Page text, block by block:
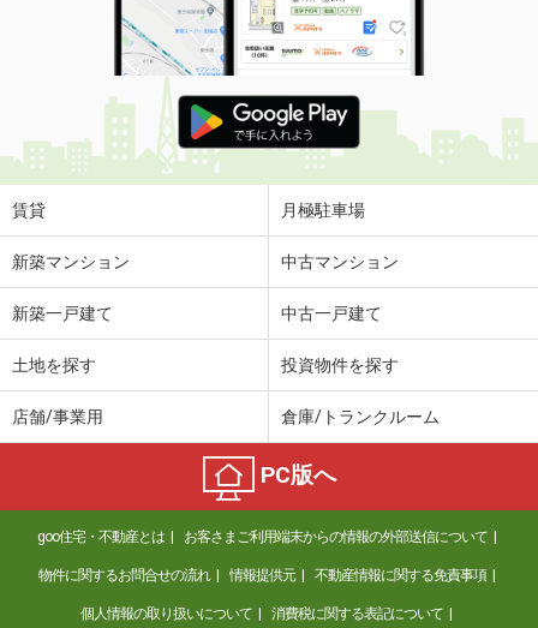
賃貸 月極駐車場
新築マンション 中古マンション
新築一戸建て 中古一戸建て
土地を探す 投資物件を探す
店舗/事業用 倉庫/トランクルーム
PC版へ
goo住宅・不動産とは お客さまご利用端末からの情報の外部送信について
物件に関するお問合せの流れ 情報提供元 不動産情報に関する免責事項
個人情報の取り扱いについて 消費税に関する表記について